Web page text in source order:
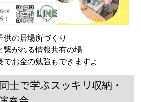
供の居場所づくり
繋がれる情報共有の場
でお金の勉強もできますよ
士で学ぶスッキリ収納・